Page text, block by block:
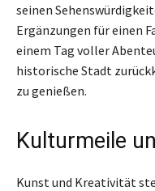
seinen
Ergänzungen für einen
einem Tag voller
historische Stadt
zu genießen.
Kulturmeile
Kunst und Kreativität